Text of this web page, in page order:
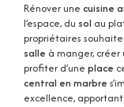
Rénover une cuisine
l’espace, du sol au
propriétaires
salle à manger, créer
profiter d’une place
central en marbre
excellence,